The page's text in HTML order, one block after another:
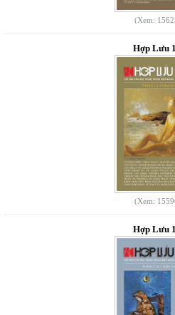
(Xem:
Hợp Lưu
(Xem:
Hợp Lưu